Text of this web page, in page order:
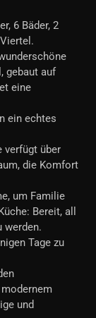
6 Bäder, 2
gebaut auf
eine
ein echtes
verfügt über
die Komfort
um Familie
Bereit, all
werden.
Tage zu
und